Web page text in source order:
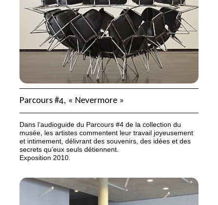
Parcours #4, « Nevermore »
Dans l’audioguide du Parcours #4 de la collection du
musée, les artistes commentent leur travail joyeusement
et intimement, délivrant des souvenirs, des idées et des
secrets qu’eux seuls détiennent.
Exposition 2010.